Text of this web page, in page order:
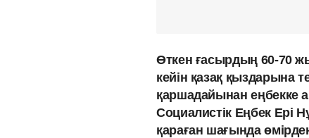
Өткен ғасырдың 60-70
кейін қазақ қыздарына
қаршадайынан еңбекке
Социалистік Еңбек Ері
қараған шағында